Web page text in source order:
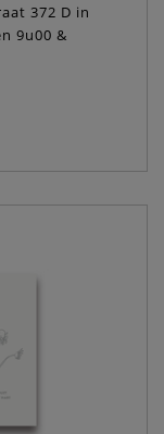
372 D in
9u00 &